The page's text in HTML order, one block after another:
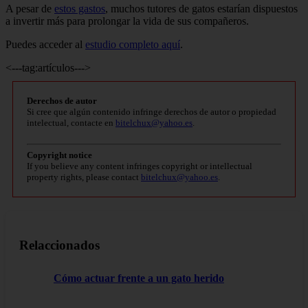
A pesar de estos gastos, muchos tutores de gatos estarían dispuestos
a invertir más para prolongar la vida de sus compañeros.
Puedes acceder al estudio completo aquí.
<---tag:artículos--->
Derechos de autor
Si cree que algún contenido infringe derechos de autor o propiedad
intelectual, contacte en bitelchux@yahoo.es
Copyright notice
If you believe any content infringes copyright or intellectual
property rights, please contact bitelchux@yahoo.es
Relaccionados
Cómo actuar frente a un gato herido